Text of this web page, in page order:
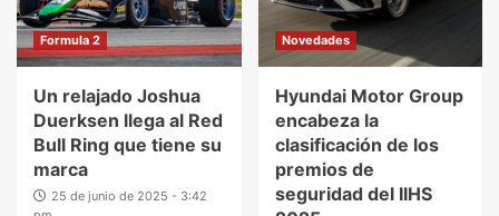
Formula 2
Un relajado Joshua
Duerksen llega al Red
Bull Ring que tiene su
marca
25 de junio de 2025 - 3:42
Novedades
Hyundai Motor Group
encabeza la
clasificación de los
premios de
seguridad del IIHS